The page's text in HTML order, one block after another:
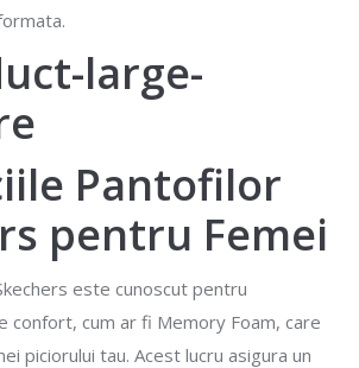
Pantofilor
pentru Femei
este cunoscut pentru
confort, cum ar fi Memory Foam, care
piciorului tau. Acest lucru asigura un